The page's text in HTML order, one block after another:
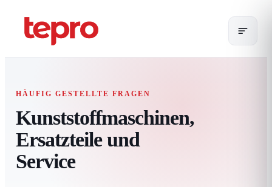
HÄUFIG GESTELLTE FRAGEN
Kunststoffmaschinen,
Ersatzteile und
Service